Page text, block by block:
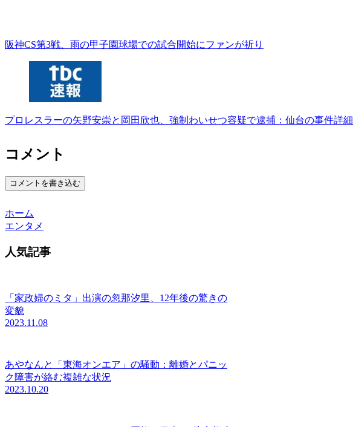
阪神CS第3戦、雨の甲子園球場での試合開始にファンが祈り
プロレスラーの矢野安崇と岡田欣也、強制わいせつ容疑で逮捕：仙台の事件詳細
コメント
コメントを書き込む
ホーム
エンタメ
人気記事
「家政婦のミタ」出演の忽那汐里、12年後の驚きの
変貌
2023.11.08
あやなんと「東海オンエア」の騒動：離婚とパニッ
ク障害が絡む複雑な状況
2023.10.20